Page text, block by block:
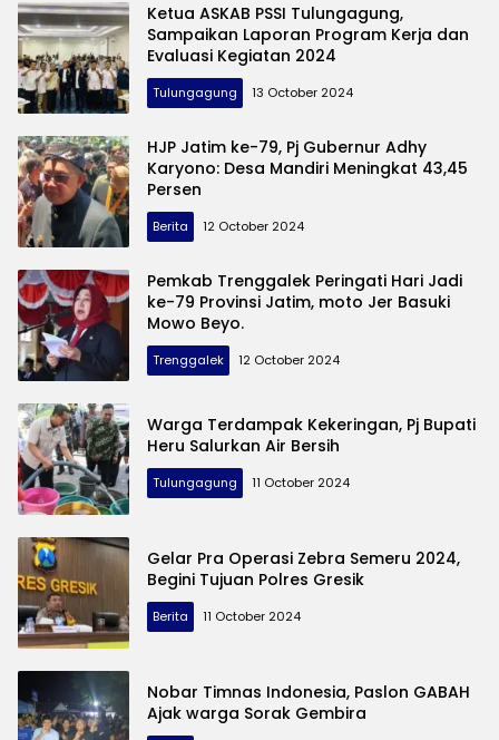
Ketua ASKAB PSSI Tulungagung,
Sampaikan Laporan Program Kerja dan
Evaluasi Kegiatan 2024
Tulungagung 13 October 2024
HJP Jatim ke-79, Pj Gubernur Adhy
Karyono: Desa Mandiri Meningkat 43,45
Persen
Berita 12 October 2024
Pemkab Trenggalek Peringati Hari Jadi
ke-79 Provinsi Jatim, moto Jer Basuki
Mowo Beyo.
Trenggalek 12 October 2024
Berita
Terkini
»
Berita
Viral
Hari
Ini
Warga Terdampak Kekeringan, Pj Bupati
Heru Salurkan Air Bersih
Tulungagung 11 October 2024
Gelar Pra Operasi Zebra Semeru 2024,
Begini Tujuan Polres Gresik
Berita 11 October 2024
Nobar Timnas Indonesia, Paslon GABAH
Ajak warga Sorak Gembira